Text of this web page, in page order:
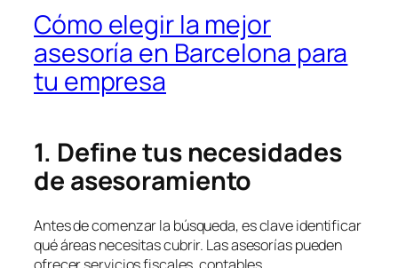
Cómo elegir la mejor
asesoría en Barcelona para
tu empresa
1. Define tus necesidades
de asesoramiento
Antes de comenzar la búsqueda, es clave identificar
qué áreas necesitas cubrir. Las asesorías pueden